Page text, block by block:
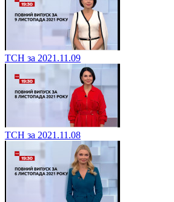
ТСН за 2021.11.09
ТСН за 2021.11.08